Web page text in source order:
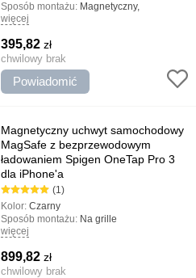
Sposób montażu: Magnetyczny,
Przyssawka, uniwersalny
uniwersalny
Typ: Magnetyczny, Z ładowaniem,
Automobilowy, Bezprzewodowy, Szybkie
/Quick Charge
Najważniejsze cechy:
więcej
395,82zł
chwilowy brak
Powiadomić
Magnetyczny uchwyt samochodowy
MagSafe z bezprzewodowym
ładowaniem Spigen OneTap Pro 3
dla iPhone'a
(1)
Kolor:Czarny
Sposób montażu: Na grille
Typ:MagSafe Akcesoria, Automobilowy
obudowa, Projekt magnetyczny,
Niezawodne mocowanie
więcej
899,82zł
chwilowy brak